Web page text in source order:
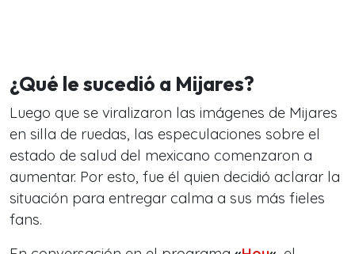
¿Qué le sucedió a Mijares?
Luego que se viralizaron las imágenes de Mijares
en silla de ruedas, las especulaciones sobre el
estado de salud del mexicano comenzaron a
aumentar. Por esto, fue él quien decidió aclarar la
situación para entregar calma a sus más fieles
fans.